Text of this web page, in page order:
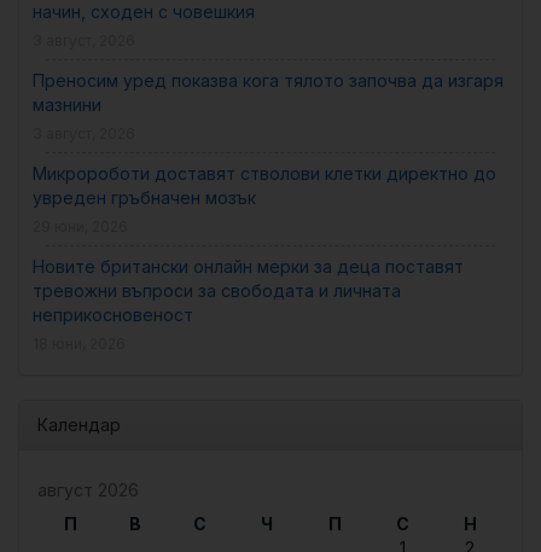
начин, сходен с човешкия
Преносим уред показва кога тялото започва да изгаря
мазнини
Микророботи доставят стволови клетки директно до
увреден гръбначен мозък
Новите британски онлайн мерки за деца поставят
тревожни въпроси за свободата и личната
неприкосновеност
Календар
август 2026
П
В С Ч П С
Н
1
2